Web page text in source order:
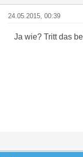
24.05.2015, 00:39
Ja wie? Tritt das